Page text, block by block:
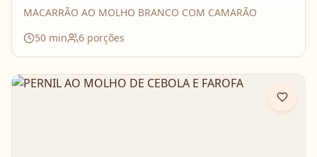
MACARRÃO AO MOLHO BRANCO COM CAMARÃO
50 min 6 porções